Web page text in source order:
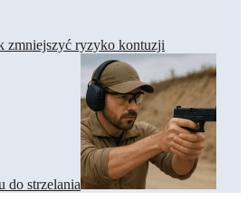
zmniejszyć ryzyko kontuzji
do strzelania